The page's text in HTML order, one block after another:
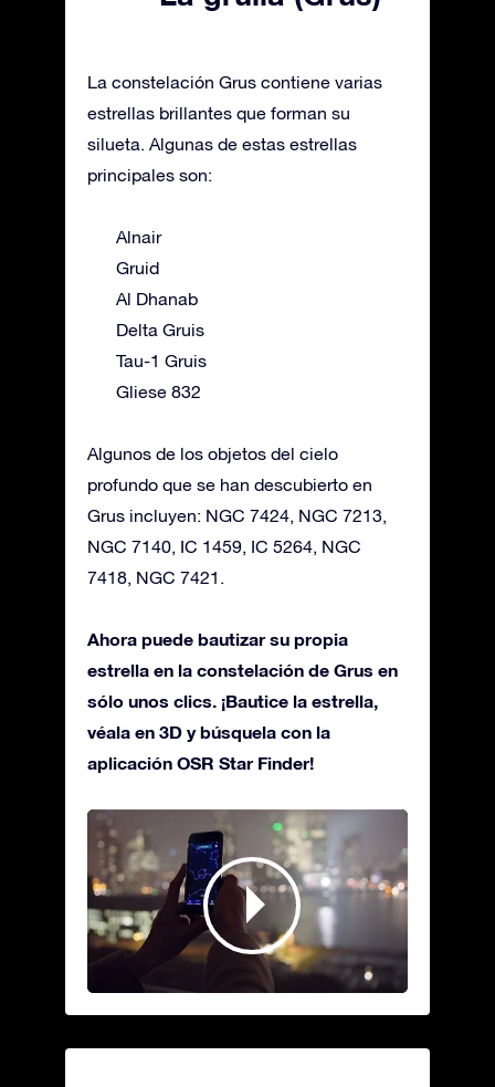
La constelación Grus contiene varias
estrellas brillantes que forman su
silueta. Algunas de estas estrellas
principales son:
Alnair
Gruid
Al Dhanab
Delta Gruis
Tau-1 Gruis
Gliese 832
Algunos de los objetos del cielo
profundo que se han descubierto en
Grus incluyen: NGC 7424, NGC 7213,
NGC 7140, IC 1459, IC 5264, NGC
7418, NGC 7421.
Ahora puede bautizar su propia
estrella en la constelación de Grus en
sólo unos clics. ¡Bautice la estrella,
véala en 3D y búsquela con la
aplicación OSR Star Finder!